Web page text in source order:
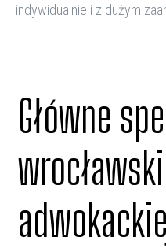
indywidualnie i z dużym
Główne